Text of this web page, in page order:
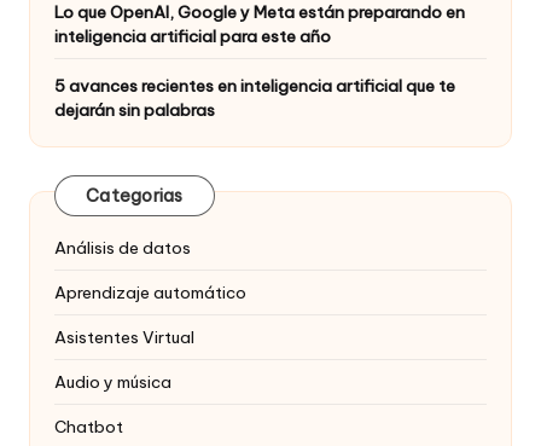
Lo que OpenAI, Google y Meta están preparando en
inteligencia artificial para este año
5 avances recientes en inteligencia artificial que te
dejarán sin palabras
Categorias
Análisis de datos
Aprendizaje automático
Asistentes Virtual
Audio y música
Chatbot